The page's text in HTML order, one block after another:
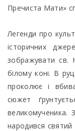
Пречиста Мати»
Легенди про
історичних
зображувати св.
білому коні. В
проколює і
сюжет
великомученика.
народився святий